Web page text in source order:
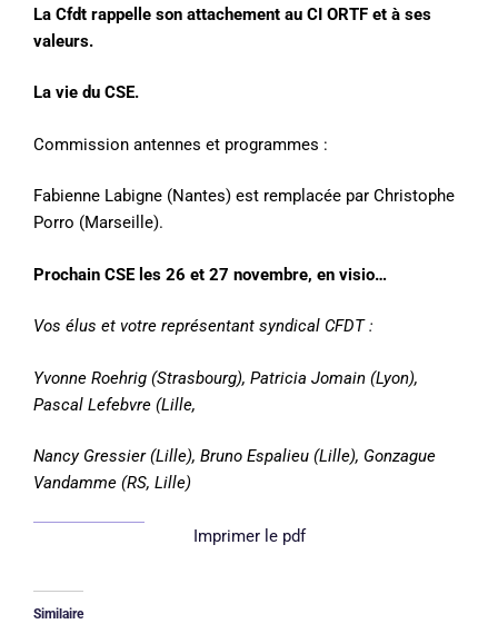
La Cfdt rappelle son attachement au CI ORTF et à ses
valeurs.
La vie du CSE.
Commission antennes et programmes :
Fabienne Labigne (Nantes) est remplacée par Christophe
Porro (Marseille).
Prochain CSE les 26 et 27 novembre, en visio…
Vos élus et votre représentant syndical CFDT :
Yvonne Roehrig (Strasbourg), Patricia Jomain (Lyon),
Pascal Lefebvre (Lille,
Nancy Gressier (Lille), Bruno Espalieu (Lille), Gonzague
Vandamme (RS, Lille)
Imprimer le pdf
Similaire